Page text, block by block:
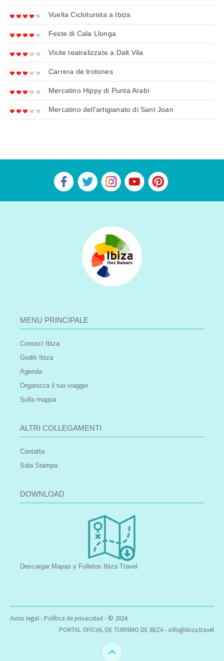
Vuelta Cicloturista a Ibiza
Feste di Cala Llonga
Visite teatralizzate a Dalt Vila
Carrera de trotones
Mercatino Hippy di Punta Arabí
Mercatino dell’artigianato di Sant Joan
MENU PRINCIPALE
Conosci Ibiza
Goditi Ibiza
Agenda
Organizza il tuo viaggio
Sulla mappa
ALTRI COLLEGAMENTI
Contatta
Sala Stampa
DOWNLOAD
Descargar Mapas y Folletos Ibiza Travel
Aviso legal- Política de privacidad - © 2024
PORTAL OFICIAL DE TURISMO DE IBIZA - info@ibiza.travel